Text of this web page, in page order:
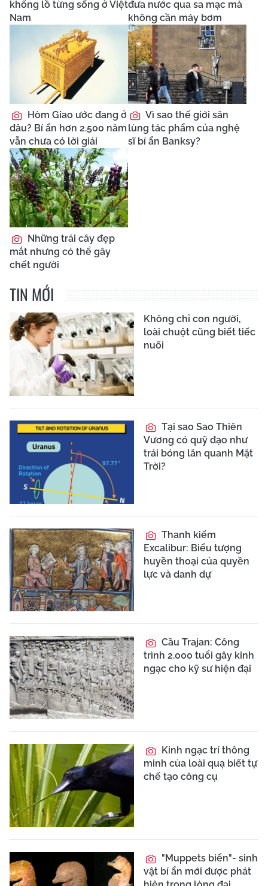
khổng lồ từng sống ở Việt
Nam
đưa nước qua sa mạc mà
không cần máy bơm
Hòm Giao ước đang ở
đâu? Bí ẩn hơn 2.500 năm
vẫn chưa có lời giải
Vì sao thế giới săn
lùng tác phẩm của nghệ
sĩ bí ẩn Banksy?
Những trái cây đẹp
mắt nhưng có thể gây
chết người
TIN MỚI
Không chỉ con người,
loài chuột cũng biết tiếc
nuối
Tại sao Sao Thiên
Vương có quỹ đạo như
trái bóng lăn quanh Mặt
Trời?
Thanh kiếm
Excalibur: Biểu tượng
huyền thoại của quyền
lực và danh dự
Cầu Trajan: Công
trình 2.000 tuổi gây kinh
ngạc cho kỹ sư hiện đại
Kinh ngạc trí thông
minh của loài quạ biết tự
chế tạo công cụ
"Muppets biển"- sinh
vật bí ẩn mới được phát